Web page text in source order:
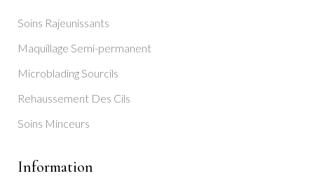
Soins Rajeunissants
Maquillage Semi-permanent
Microblading Sourcils
Rehaussement Des Cils
Soins Minceurs
Information